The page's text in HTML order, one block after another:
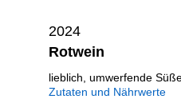
2024
Rotwein
lieblich, umwerfende
Zutaten und Nährwerte